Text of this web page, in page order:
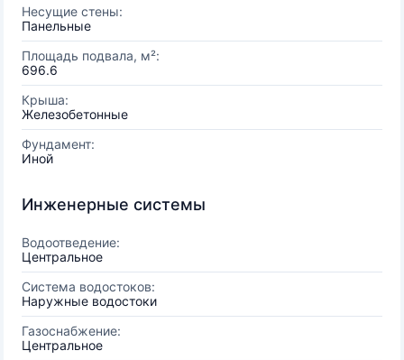
Несущие стены:
Панельные
Площадь подвала, м²:
696.6
Крыша:
Железобетонные
Фундамент:
Иной
Инженерные системы
Водоотведение:
Центральное
Система водостоков:
Наружные водостоки
Газоснабжение:
Центральное